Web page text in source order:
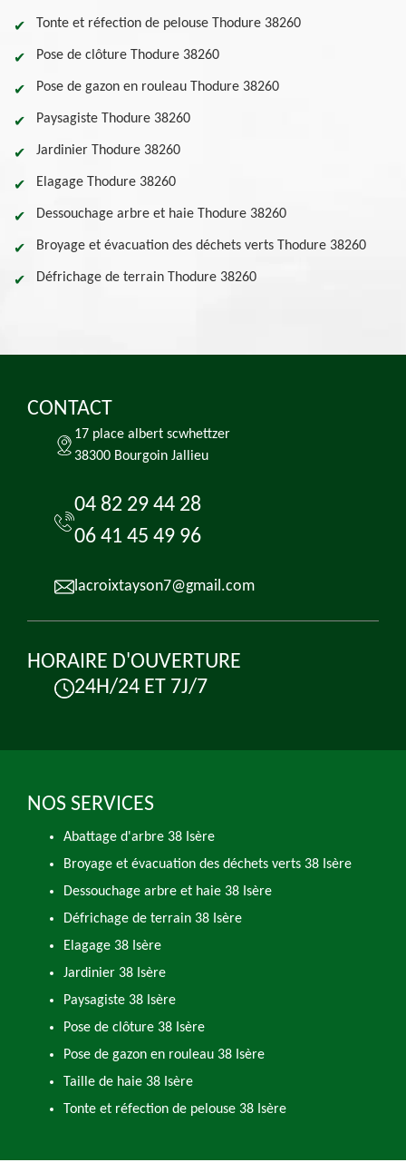
Tonte et réfection de pelouse Thodure 38260
Pose de clôture Thodure 38260
Pose de gazon en rouleau Thodure 38260
Paysagiste Thodure 38260
Jardinier Thodure 38260
Elagage Thodure 38260
Dessouchage arbre et haie Thodure 38260
Broyage et évacuation des déchets verts Thodure 38260
Défrichage de terrain Thodure 38260
CONTACT
17 place albert scwhettzer
38300 Bourgoin Jallieu
04 82 29 44 28
06 41 45 49 96
lacroixtayson7@gmail.com
HORAIRE D'OUVERTURE
24H/24 ET 7J/7
NOS SERVICES
Abattage d'arbre 38 Isère
Broyage et évacuation des déchets verts 38 Isère
Dessouchage arbre et haie 38 Isère
Défrichage de terrain 38 Isère
Elagage 38 Isère
Jardinier 38 Isère
Paysagiste 38 Isère
Pose de clôture 38 Isère
Pose de gazon en rouleau 38 Isère
Taille de haie 38 Isère
Tonte et réfection de pelouse 38 Isère